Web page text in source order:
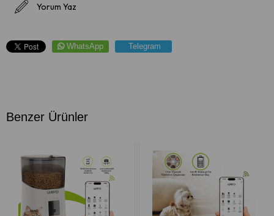
Yorum Yaz
WhatsApp Telegram
Benzer Ürünler